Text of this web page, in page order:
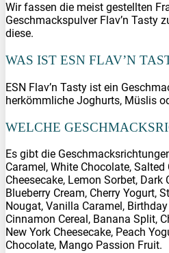
Wir fassen die meist gestellten
Geschmackspulver Flav’n Tasty
diese.
WAS IST ESN FLAV’N
ESN Flav’n Tasty ist ein
herkömmliche Joghurts, Müslis
WELCHE
Es gibt die
Caramel, White Chocolate,
Cheesecake, Lemon Sorbet, Dark
Blueberry Cream, Cherry Yogurt,
Nougat, Vanilla Caramel,
Cinnamon Cereal, Banana Split,
New York Cheesecake, Peach
Chocolate, Mango Passion Fruit.